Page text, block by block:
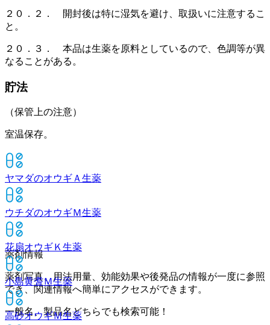
２０．２． 開封後は特に湿気を避け、取扱いに注意するこ
と。
２０．３． 本品は生薬を原料としているので、色調等が異
なることがある。
貯法
（保管上の注意）
室温保存。
ヤマダのオウギＡ 生薬
ウチダのオウギＭ生薬
花扇オウギＫ 生薬
小島黄耆Ｍ生薬
高砂オウギＭ生薬
薬剤情報
薬剤写真、用法用量、効能効果や後発品の情報が一度に参照
でき、関連情報へ簡単にアクセスができます。
一般名、製品名どちらでも検索可能！